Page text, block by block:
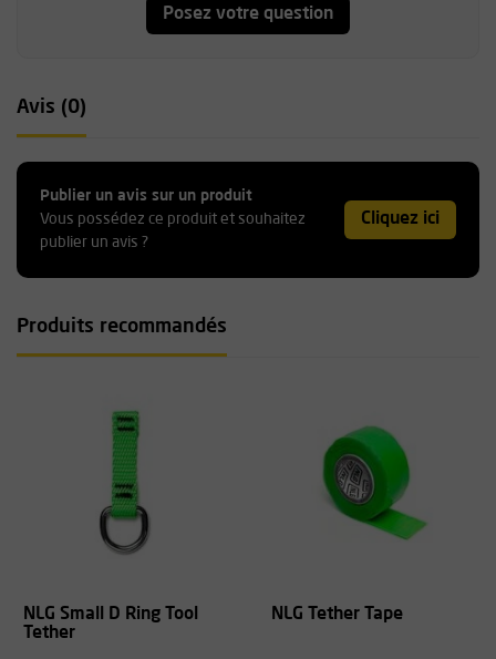
Posez votre question
Avis (0)
Publier un avis sur un produit
Vous possédez ce produit et souhaitez
publier un avis ?
Cliquez ici
Produits recommandés
NLG Small D Ring Tool
Tether
NLG Tether Tape